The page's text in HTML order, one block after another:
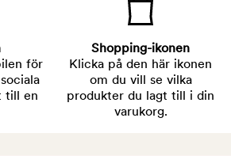
för
till en
Shopping-ikonen
Klicka på den här ikonen
om du vill se vilka
produkter du lagt till i din
varukorg.